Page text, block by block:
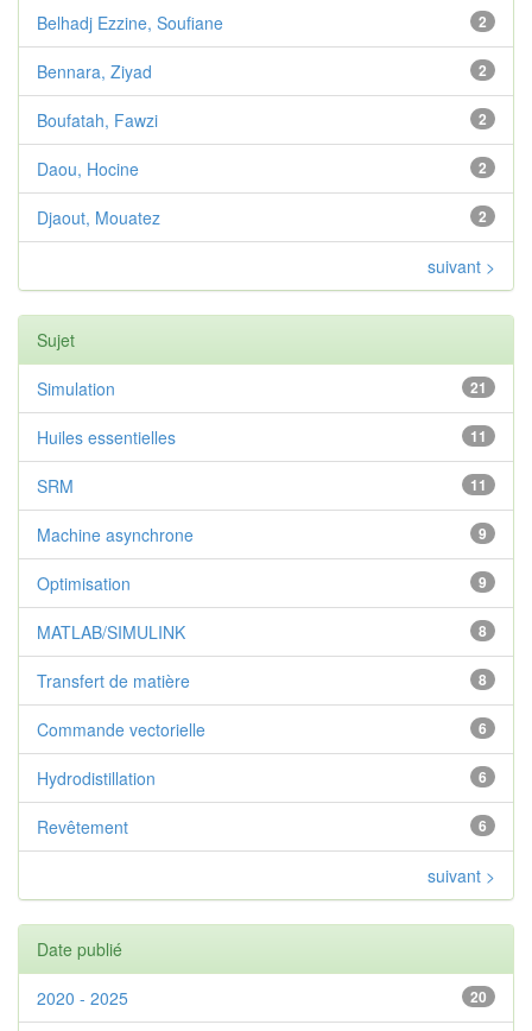
2
Belhadj Ezzine, Soufiane
2
Bennara, Ziyad
2
Boufatah, Fawzi
2
Daou, Hocine
2
Djaout, Mouatez
suivant >
Sujet
21
Simulation
11
Huiles essentielles
11
SRM
9
Machine asynchrone
9
Optimisation
8
MATLAB/SIMULINK
8
Transfert de matière
6
Commande vectorielle
6
Hydrodistillation
6
Revêtement
suivant >
Date publié
20
2020 - 2025